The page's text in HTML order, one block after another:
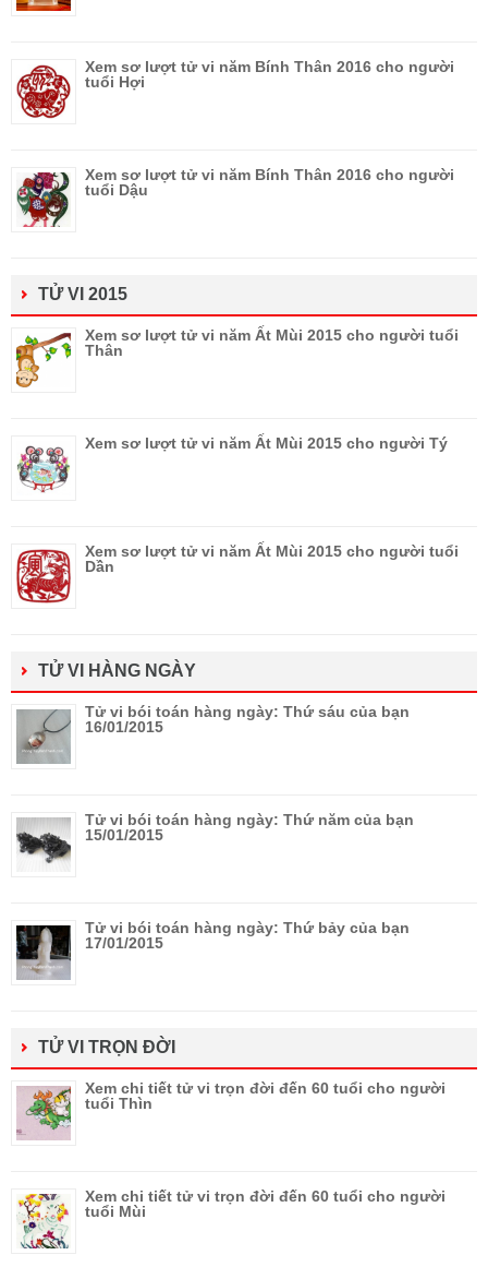
Xem sơ lượt tử vi năm Bính Thân 2016 cho người
tuổi Hợi
Xem sơ lượt tử vi năm Bính Thân 2016 cho người
tuổi Dậu
TỬ VI 2015
Xem sơ lượt tử vi năm Ất Mùi 2015 cho người tuổi
Thân
Xem sơ lượt tử vi năm Ất Mùi 2015 cho người Tý
Xem sơ lượt tử vi năm Ất Mùi 2015 cho người tuổi
Dần
TỬ VI HÀNG NGÀY
Tử vi bói toán hàng ngày: Thứ sáu của bạn
16/01/2015
Tử vi bói toán hàng ngày: Thứ năm của bạn
15/01/2015
Tử vi bói toán hàng ngày: Thứ bảy của bạn
17/01/2015
TỬ VI TRỌN ĐỜI
Xem chi tiết tử vi trọn đời đến 60 tuổi cho người
tuổi Thìn
Xem chi tiết tử vi trọn đời đến 60 tuổi cho người
tuổi Mùi